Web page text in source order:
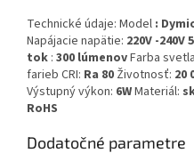
Technické údaje: Model :
Napájacie napätie: 220V -240V
tok : 300 lúmenovFarba svetla
farieb CRI: Ra 80 Životnosť: 20
Výstupný výkon: 6WMateriál:
RoHS
Dodatočné parametre